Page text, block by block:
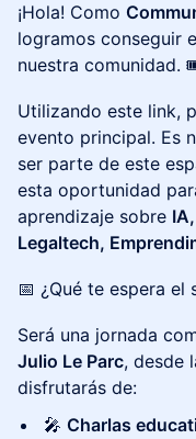
¡Hola! Como
logramos conseguir
nuestra comunidad.
Utilizando este link,
evento principal. Es
ser parte de este
esta oportunidad
aprendizaje sobre
Legaltech,
📅 ¿Qué te espera
Será una jornada
Julio Le Parc, desde
disfrutarás de:
🎤 Charlas